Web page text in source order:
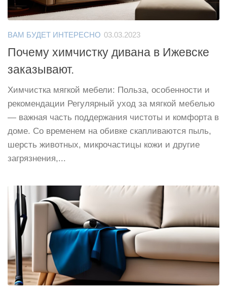
ВАМ БУДЕТ ИНТЕРЕСНО 03.03.2023
Почему химчистку дивана в Ижевске
заказывают.
Химчистка мягкой мебели: Польза, особенности и
рекомендации Регулярный уход за мягкой мебелью
— важная часть поддержания чистоты и комфорта в
доме. Со временем на обивке скапливаются пыль,
шерсть животных, микрочастицы кожи и другие
загрязнения,...